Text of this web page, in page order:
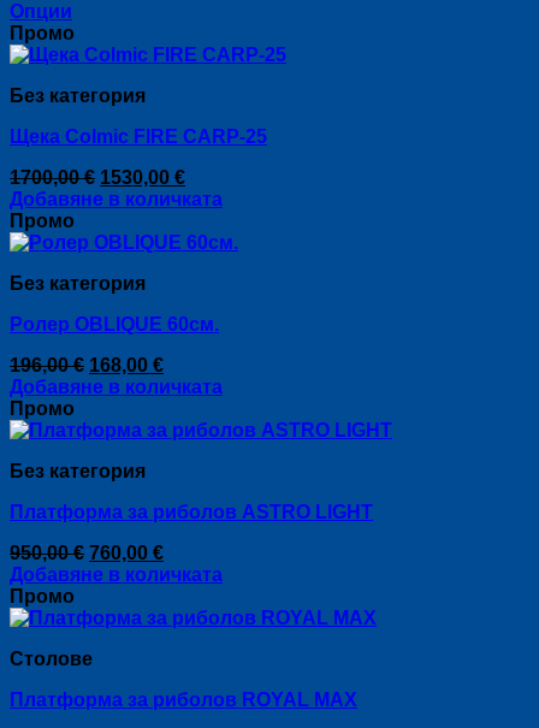
be
chosen
on
the
product
page
28,00 €.25,00 €.
Опции
This
product
multiple
The
may
be
chosen
on
the
product
page
Промо
Без категория
Щека Colmic FIRE CARP-25
1700,00€ Original
price
1700,00 €.
1530,00 €Текущата
цена
1530,00 €.
Добавяне в количката
Промо
Без категория
Ролер OBLIQUE 60см.
196,00€ Original
price
196,00 €.
168,00 €Текущата
цена
168,00 €.
Добавяне в количката
Промо
Без категория
Платформа за риболов ASTRO LIGHT
950,00€ Original
price
950,00 €.
760,00 €Текущата
цена
760,00 €.
Добавяне в количката
Промо
Столове
Платформа за риболов ROYAL MAX